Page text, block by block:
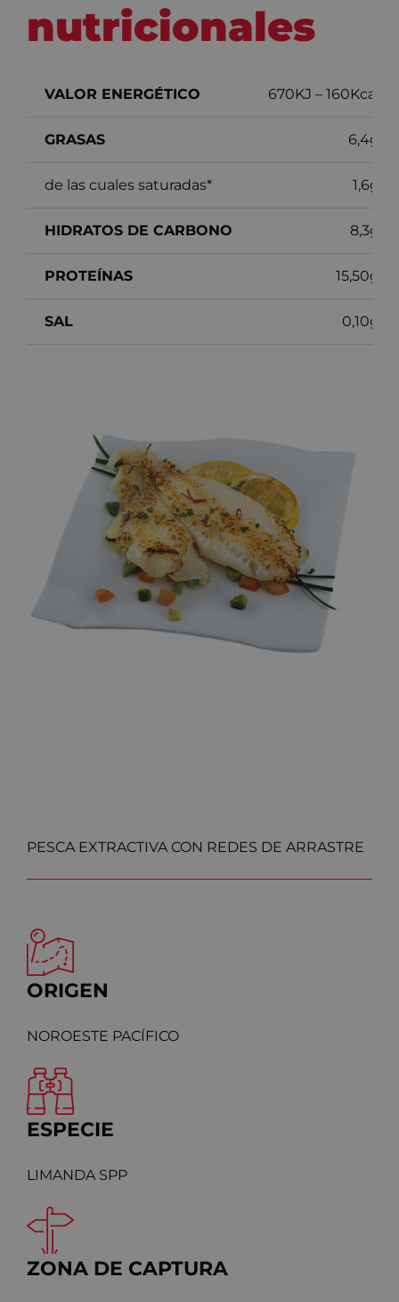
nutricionales
VALOR ENERGÉTICO 670KJ – 160Kcal
GRASAS 6,4g
de las cuales saturadas* 1,6g
HIDRATOS DE CARBONO 8,3g
PROTEÍNAS 15,50g
SAL 0,10g
PESCA EXTRACTIVA CON REDES DE ARRASTRE
ORIGEN
NOROESTE PACÍFICO
ESPECIE
LIMANDA SPP
ZONA DE CAPTURA